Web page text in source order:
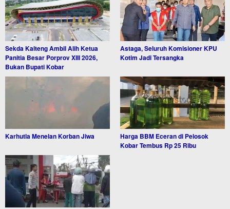
Sekda Kalteng Ambil Alih Ketua
Panitia Besar Porprov XIII 2026,
Bukan Bupati Kobar
Astaga, Seluruh Komisioner KPU
Kotim Jadi Tersangka
Karhutla Menelan Korban Jiwa
Harga BBM Eceran di Pelosok
Kobar Tembus Rp 25 Ribu